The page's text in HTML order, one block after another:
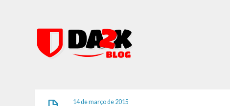
14 de março de 2015